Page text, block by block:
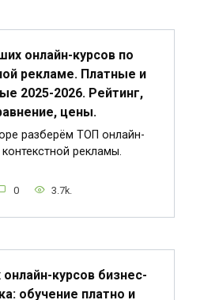
онлайн-курсов по
рекламе. Платные и
2025-2026. Рейтинг,
цены.
разберём ТОП онлайн-
рекламы.
0 3.7k.
курсов бизнес-
обучение платно и